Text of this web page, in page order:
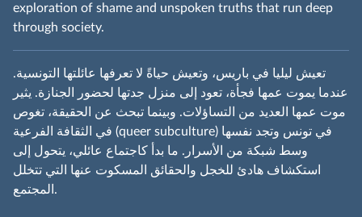
exploration of shame and unspoken truths that run deep
through society.
تعيش ليليا في باريس، وتعيش حياةً لا تعرفها عائلتها التونسية.
عندما يموت عمها فجأة، تعود إلى منزل جدتها لحضور الجنازة. يثير
موت عمها العديد من التساؤلات. وبينما تبحث عن الحقيقة، تغوص
في الثقافة الفرعية (queer subculture) في تونس وتجد نفسها
وسط شبكة من الأسرار. ما بدأ كاجتماع عائلي، يتحول إلى
استكشاف هادئ للخجل والحقائق المسكوت عنها التي تتخلل
المجتمع.